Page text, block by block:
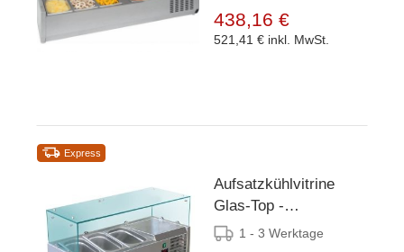
438,16 €
521,41 € inkl. MwSt.
Express
Aufsatzkühlvitrine
Glas-Top -
955x380x(h)435mm -
1 - 3 Werktage